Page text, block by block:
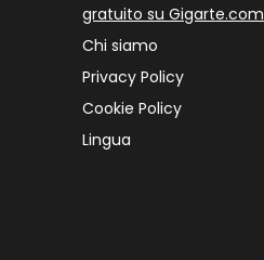
gratuito su Gigarte.com
Chi siamo
Privacy Policy
Cookie Policy
Lingua